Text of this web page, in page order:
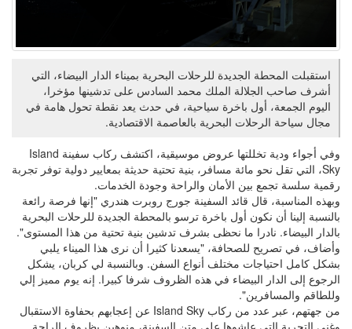
استقبلت المحطة الجديدة للرحلات البحرية بميناء الدار البيضاء، التي
أشرف صاحب الجلالة الملك محمد السادس على تدشينها مؤخرا،
اليوم الجمعة، أول باخرة سياحية، في حدث يعد نقطة تحول هامة في
مجال سياحة الرحلات البحرية بالعاصمة الاقتصادية.
وفي أجواء ودية تخللتها عروض موسيقية، اكتشف ركاب سفينة Island
Sky، التي تقل نحو مائة مسافر، بنية تحتية حديثة بمعايير دولية توفر تجربة
رقمية سلسة تجمع بين الأمان والراحة وجودة الخدمات.
وبهذه المناسبة، قال قائد السفينة جورج روبرت هندري "إنها فرصة رائعة
بالنسبة إلينا أن نكون أول باخرة ترسو بالمحطة الجديدة للرحلات البحرية
بالدار البيضاء. نادرا ما نحظى بشرف تدشين بنية تحتية من هذا المستوى".
وأضاف، في تصريح للصحافة، "يسعدنا كثيرا أن نرى هذا الميناء يلبي
بشكل كامل احتياجات مختلف أنواع السفن. وبالنسبة لي كربان، يشكل
الرجوع إلى الدار البيضاء في هذه الظروف شرفا كبيرا. إنه يوم مميز إلي
وللطاقم والمسافرين".
من جهتهم، عبر عدد من ركاب Island Sky عن إعجابهم بحفاوة الاستقبال